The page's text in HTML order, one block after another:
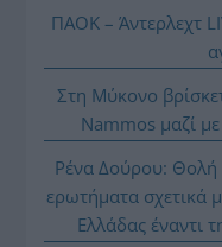
ΠΑΟΚ – Άντερλεχτ
Στη Μύκονο
Nammos μαζί
Ρένα Δούρου: Θολή
ερωτήματα σχετικά
Ελλάδας έναντι